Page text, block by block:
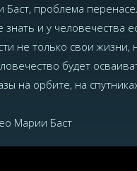
проблема
и у человечества
не только свои жизни,
будет
на орбите, на
Марии Баст